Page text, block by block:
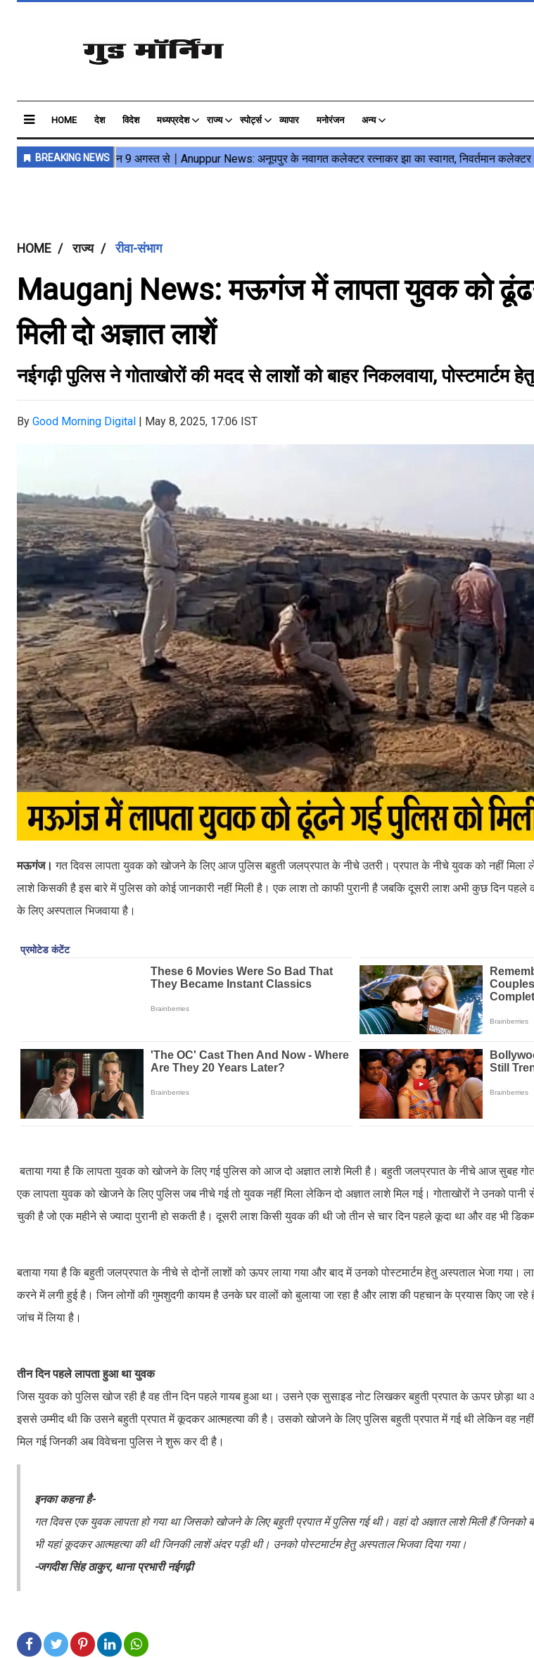
HOME देश विदेश मध्यप्रदेश राज्य स्पोर्ट्स व्यापार मनोरंजन अन्य
HOME राज्य रीवा-संभाग
Mauganj News: मऊगंज में लापता युवक को
मिली दो अज्ञात लाशें
नईगढ़ी पुलिस ने गोताखोरों की मदद से लाशों को बाहर निकलवाया, पोस्टमार्टम
By Good Morning Digital | May 8, 2025, 17:06 IST
मऊगंज। गत दिवस लापता युवक को खोजने के लिए आज पुलिस बहुती जलप्रपात के नीचे उतरी। प्रपात के नीचे युवक को नहीं मिला
लाशे किसकी है इस बारे में पुलिस को कोई जानकारी नहीं मिली है। एक लाश तो काफी पुरानी है जबकि दूसरी लाश अभी कुछ दिन पहले
के लिए अस्पताल भिजवाया है।
बताया गया है कि लापता युवक को खोजने के लिए गई पुलिस को आज दो अज्ञात लाशे मिली है। बहुती जलप्रपात के नीचे आज सुबह
एक लापता युवक को खेाजने के लिए पुलिस जब नीचे गई तो युवक नहीं मिला लेकिन दो अज्ञात लाशे मिल गई। गोताखोरों ने उनको
चुकी है जो एक महीने से ज्यादा पुरानी हो सकती है। दूसरी लाश किसी युवक की थी जो तीन से चार दिन पहले कूदा था और वह भी
बताया गया है कि बहुती जलप्रपात के नीचे से दोनों लाशों को ऊपर लाया गया और बाद में उनको पोस्टमार्टम हेतु अस्पताल भेजा गया।
करने में लगी हुई है। जिन लोगों की गुमशुदगी कायम है उनके घर वालों को बुलाया जा रहा है और लाश की पहचान के प्रयास किए जा
जांच में लिया है।
तीन दिन पहले लापता हुआ था युवक
जिस युवक को पुलिस खोज रही है वह तीन दिन पहले गायब हुआ था। उसने एक सुसाइड नोट लिखकर बहुती प्रपात के ऊपर छोड़ा था
इससे उम्मीद थी कि उसने बहुती प्रपात में कूदकर आत्महत्या की है। उसको खोजने के लिए पुलिस बहुती प्रपात में गई थी लेकिन वह
मिल गई जिनकी अब विवेचना पुलिस ने शुरू कर दी है।
इनका कहना है-
गत दिवस एक युवक लापता हो गया था जिसको खोजने के लिए बहुती प्रपात में पुलिस गई थी। वहां दो अज्ञात लाशे मिली हैं जिनको
भी यहां कूदकर आत्महत्या की थी जिनकी लाशें अंदर पड़ी थी। उनको पोस्टमार्टम हेतु अस्पताल भिजवा दिया गया।
-जगदीश सिंह ठाकुर, थाना प्रभारी नईगढ़ी